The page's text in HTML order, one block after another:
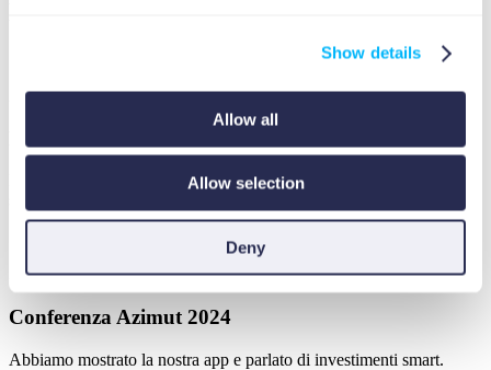
Show details
Allow all
Allow selection
Deny
22 novembre 2024
Beewise è stata a Lussemburgo, con uno stand e una chiacchierata
30 ottobre 2024
Conferenza Azimut 2024
Abbiamo mostrato la nostra app e parlato di investimenti smart.